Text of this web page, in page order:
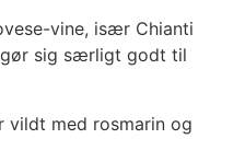
vine, især Chianti
gør sig særligt godt til
vildt med rosmarin og